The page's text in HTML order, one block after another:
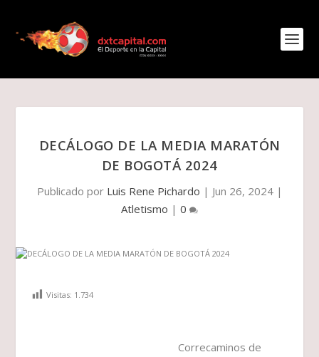
DECÁLOGO DE LA MEDIA MARATÓN
DE BOGOTÁ 2024
Publicado por Luis Rene Pichardo | Jun 26, 2024|
Atletismo | 0
Visitas: 1.734
Correcaminos de